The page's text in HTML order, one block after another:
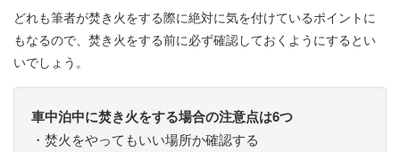
どれも筆者が焚き火をする際に絶対に気を付けているポイントに
もなるので、焚き火をする前に必ず確認しておくようにするとい
いでしょう。
車中泊中に焚き火をする場合の注意点は6つ
・焚火をやってもいい場所か確認する